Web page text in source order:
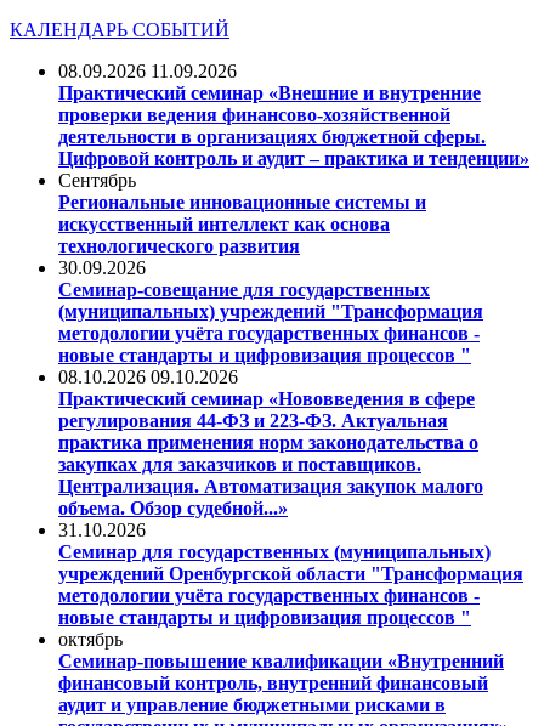
КАЛЕНДАРЬ СОБЫТИЙ
08.09.2026 11.09.2026
Практический семинар «Внешние и внутренние
проверки ведения финансово-хозяйственной
деятельности в организациях бюджетной сферы.
Цифровой контроль и аудит – практика и тенденции»
Сентябрь
Региональные инновационные системы и
искусственный интеллект как основа
технологического развития
30.09.2026
Семинар-совещание для государственных
(муниципальных) учреждений "Трансформация
методологии учёта государственных финансов -
новые стандарты и цифровизация процессов "
08.10.2026 09.10.2026
Практический семинар «Нововведения в сфере
регулирования 44-ФЗ и 223-ФЗ. Актуальная
практика применения норм законодательства о
закупках для заказчиков и поставщиков.
Централизация. Автоматизация закупок малого
объема. Обзор судебной...»
31.10.2026
Семинар для государственных (муниципальных)
учреждений Оренбургской области "Трансформация
методологии учёта государственных финансов -
новые стандарты и цифровизация процессов "
октябрь
Семинар-повышение квалификации «Внутренний
финансовый контроль, внутренний финансовый
аудит и управление бюджетными рисками в